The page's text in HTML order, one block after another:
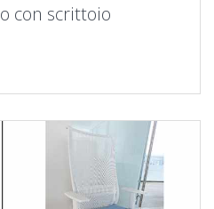
con scrittoio